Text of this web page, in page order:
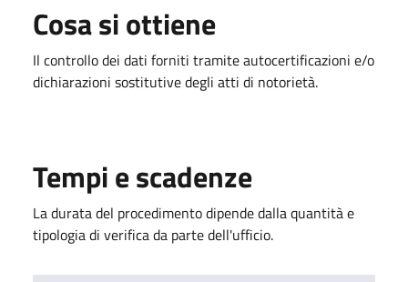
Cosa si ottiene
Il controllo dei dati forniti tramite autocertificazioni e/o
dichiarazioni sostitutive degli atti di notorietà.
Tempi e scadenze
La durata del procedimento dipende dalla quantità e
tipologia di verifica da parte dell'ufficio.